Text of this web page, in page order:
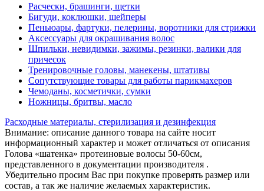
Расчески, брашинги, щетки
Бигуди, коклюшки, шейперы
Пеньюары, фартуки, пелерины, воротники для стрижки
Аксессуары для окрашивания волос
Шпильки, невидимки, зажимы, резинки, валики для
причесок
Тренировочные головы, манекены, штативы
Сопутствующие товары для работы парикмахеров
Чемоданы, косметички, сумки
Ножницы, бритвы, масло
Расходные материалы, стерилизация и дезинфекция
Внимание: описание данного товара на сайте носит
информационный характер и может отличаться от описания
Голова «шатенка» протеиновые волосы 50-60см,
представленного в документации производителя .
Убедительно просим Вас при покупке проверять размер или
состав, а так же наличие желаемых характеристик.